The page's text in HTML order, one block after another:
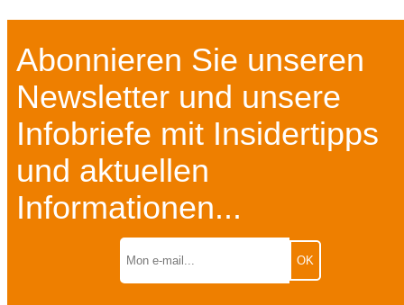
Abonnieren Sie unseren
Newsletter und unsere
Infobriefe mit Insidertipps
und aktuellen
Informationen...